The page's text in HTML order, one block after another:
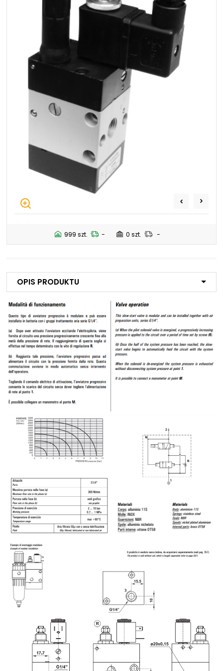
uszczelnienia@chss.pl
+48 731 349 406
info@chss.pl
Centrum Hydrauliki Siłowej Jawor
59-400 Jawor, ul. Kuziennicza 5, POLSKA
Biuro obsługi klienta:
+48 535 424 483
PN-PT: 7:00 - 16:00
Magazyn 24H:
+48 665 001 770
Projektowanie i budowa układów:
POWER HYDRAULICS SOLUTIONS
Sp. z o.o.
NIP: PL 884 282 31 43
KRS: 0001073679
Projekty:
info@powerhydraulics.eu
www.powerhydraulics.eu
Engineering for motion
999 szt. - 0 szt. -
Opis produktu